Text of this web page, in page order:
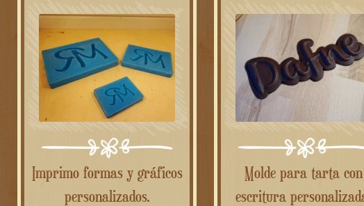
Imprimo formas y gráficos
personalizados.
Molde para tarta con
escritura